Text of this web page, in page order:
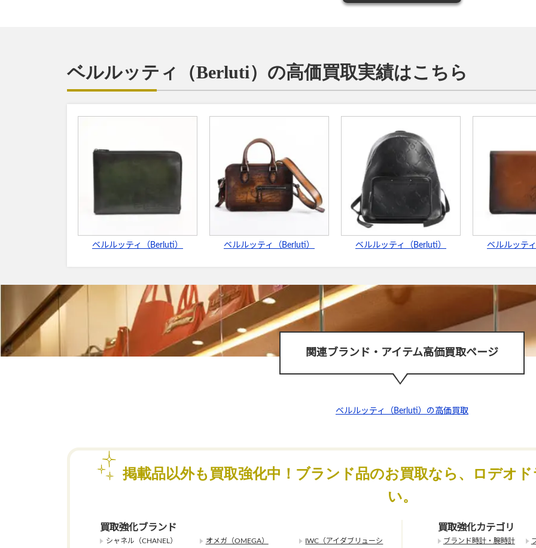
ベルルッティ（Berluti）の高価買取実績はこちら
ベルルッティ（Berluti） ベルルッティ（Berluti） ベルルッティ（Berluti） ベルルッテ
関連ブランド・アイテム高価買取ページ
ベルルッティ（Berluti）の高価買取
掲載品以外も買取強化中！ブランド品のお買取なら、ロデオ
い。
買取強化ブランド
シャネル（CHANEL） オメガ（OMEGA）
IWC（アイダブリューシ
買取強化カテゴリ
ブランド時計・腕時計